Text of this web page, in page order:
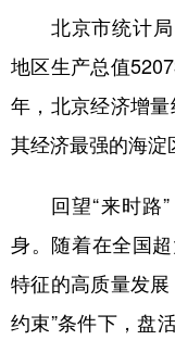
访谈
法律 中
食品
城市
彩票
北京市统计局1
地区生产总值
年，北京经济增
其经济最强的海淀
回望“来时路”
身。随着在全国
特征的高质量发
约束”条件下，盘